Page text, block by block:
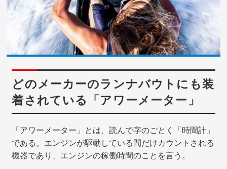
どのメーカーのランナバウトにも装
着されている「アワーメーター」
「アワーメーター」とは、読んで字のごとく「時間計」
である。エンジンが駆動している間だけカウントされる
機器であり、エンジンの稼働時間のことを言う。